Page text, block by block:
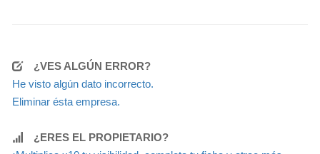
¿VES ALGÚN ERROR?
He visto algún dato incorrecto.
Eliminar ésta empresa.
¿ERES EL PROPIETARIO?